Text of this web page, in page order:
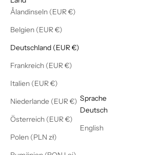
Ålandinseln (EUR €)
Belgien (EUR €)
Deutschland (EUR €)
Frankreich (EUR €)
Italien (EUR €)
Niederlande (EUR €)
Österreich (EUR €)
Polen (PLN zł)
Sprache
Deutsch
English